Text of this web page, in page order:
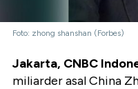
Foto: zhong shanshan (Forbes)
Jakarta, CNBC
miliarder asal China